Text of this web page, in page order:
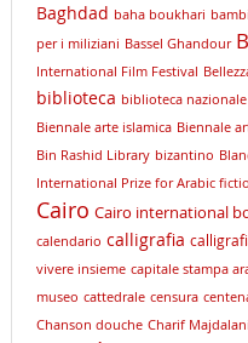
Baghdad baha boukhari
per i miliziani Bassel Ghandour
International Film Festival
biblioteca biblioteca nazionale
Biennale arte islamica Biennale
Bin Rashid Library bizantino
International Prize for Arabic
Cairo Cairo international
calendario calligrafia
vivere insieme capitale stampa
museo cattedrale censura
Chanson douche Charif Majdalani